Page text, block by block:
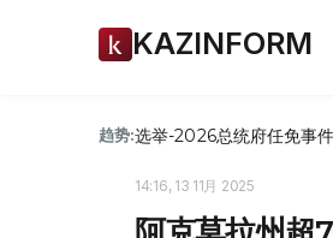
KAZINFORM
趋势:选举-2026总统府任免事件
14:16, 13 11月 2025